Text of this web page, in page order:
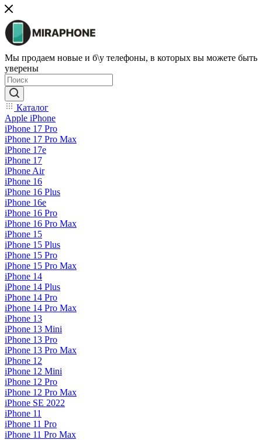
Мы продаем новые и б\у телефоны, в которых вы можете быть
уверены
Каталог
Apple iPhone
iPhone 17 Pro
iPhone 17 Pro Max
iPhone 17e
iPhone 17
iPhone Air
iPhone 16
iPhone 16 Plus
iPhone 16e
iPhone 16 Pro
iPhone 16 Pro Max
iPhone 15
iPhone 15 Plus
iPhone 15 Pro
iPhone 15 Pro Max
iPhone 14
iPhone 14 Plus
iPhone 14 Pro
iPhone 14 Pro Max
iPhone 13
iPhone 13 Mini
iPhone 13 Pro
iPhone 13 Pro Max
iPhone 12
iPhone 12 Mini
iPhone 12 Pro
iPhone 12 Pro Max
iPhone SE 2022
iPhone 11
iPhone 11 Pro
iPhone 11 Pro Max